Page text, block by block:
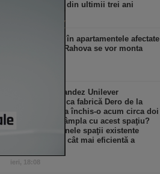
mai ridicat nivel din ultimii trei ani
Ciucu anunţă că în apartamentele afectate
de explozia din Rahova se vor monta
Grupul anglo-olandez Unilever
demolează istorica fabrică Dero de la
Ploieşti pe care a închis-o acum circa doi
ani. Ce se va întâmpla cu acest spaţiu?
“Reorganizăm unele spaţii existente
pentru utilizarea cât mai eficientă a
ieri, 18:08